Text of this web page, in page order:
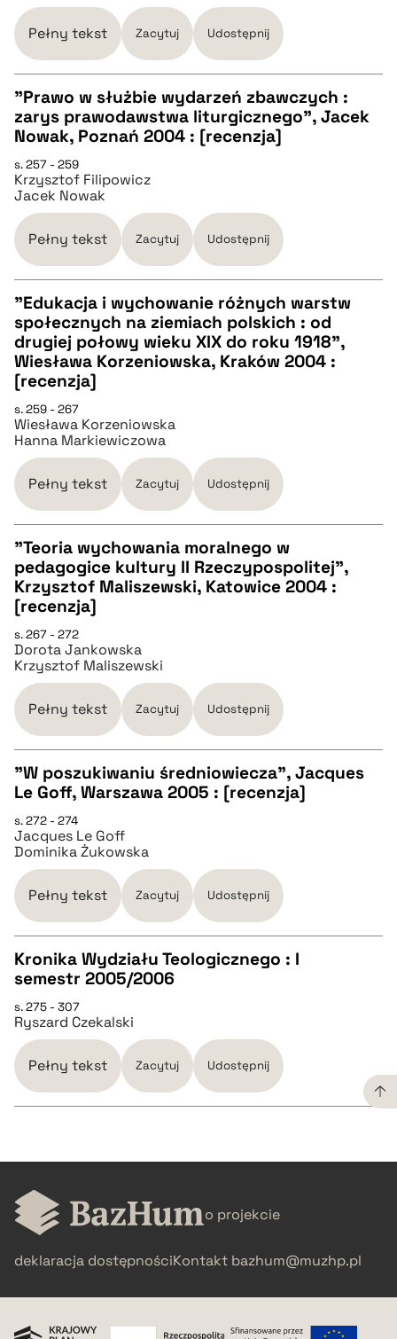
BIBTEX
Pełny tekst Zacytuj Udostępnij
CZYSTY TEKST
pobierz cytat
BIBTEX
"Prawo w służbie wydarzeń zbawczych :
zarys prawodawstwa liturgicznego", Jacek
Nowak, Poznań 2004 : [recenzja]
s. 257 - 259
Krzysztof Filipowicz
Jacek Nowak
Pełny tekst Zacytuj Udostępnij
CZYSTY TEKST
pobierz cytat
BIBTEX
pobierz cytat
"Edukacja i wychowanie różnych warstw
społecznych na ziemiach polskich : od
drugiej połowy wieku XIX do roku 1918",
Wiesława Korzeniowska, Kraków 2004 :
[recenzja]
s. 259 - 267
Wiesława Korzeniowska
Hanna Markiewiczowa
Pełny tekst Zacytuj Udostępnij
CZYSTY TEKST
pobierz cytat
BIBTEX
pobierz cytat
"Teoria wychowania moralnego w
pedagogice kultury II Rzeczypospolitej",
Krzysztof Maliszewski, Katowice 2004 :
[recenzja]
s. 267 - 272
Dorota Jankowska
Krzysztof Maliszewski
Pełny tekst Zacytuj Udostępnij
pobierz cytat
pobierz cytat
"W poszukiwaniu średniowiecza", Jacques
Le Goff, Warszawa 2005 : [recenzja]
s. 272 - 274
Jacques Le Goff
Dominika Żukowska
Pełny tekst Zacytuj Udostępnij
pobierz cytat
BIBTEX
Kronika Wydziału Teologicznego : I
semestr 2005/2006
s. 275 - 307
Ryszard Czekalski
Pełny tekst Zacytuj Udostępnij
CZYSTY TEKST
pobierz cytat
BIBTEX
o projekcie
deklaracja dostępnościKontakt bazhum@muzhp.pl